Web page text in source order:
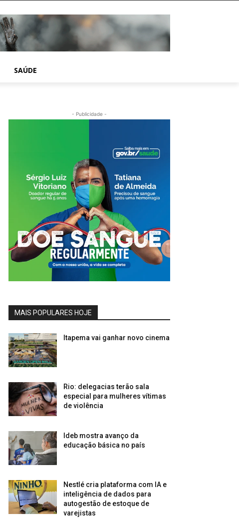
SAÚDE
- Publicidade -
MAIS POPULARES HOJE
Itapema vai ganhar novo cinema
Rio: delegacias terão sala
especial para mulheres vítimas
de violência
Ideb mostra avanço da
educação básica no país
Nestlé cria plataforma com IA e
inteligência de dados para
autogestão de estoque de
varejistas